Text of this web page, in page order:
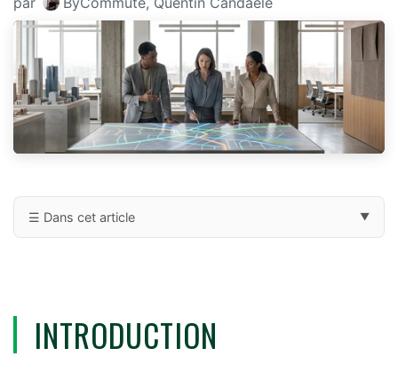
☰ Dans cet article ▼
Mappy : un planificateur d’itinéraires polyvalent
INTRODUCTION